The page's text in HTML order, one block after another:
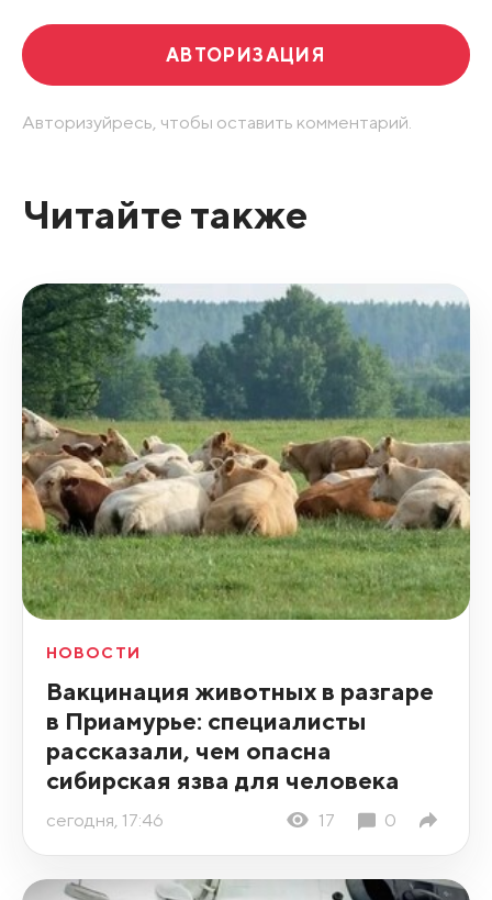
АВТОРИЗАЦИЯ
Авторизуйресь, чтобы оставить комментарий.
Читайте также
НОВОСТИ
Вакцинация животных в разгаре
в Приамурье: специалисты
рассказали, чем опасна
сибирская язва для человека
сегодня, 17:46 17 0